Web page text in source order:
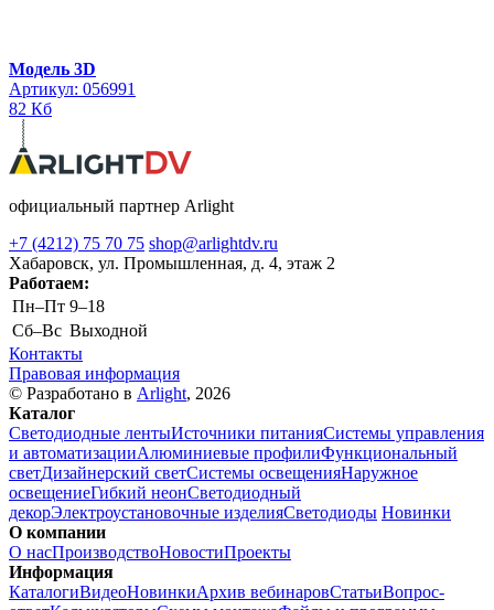
Модель 3D
Артикул: 056991
82 Кб
официальный партнер Arlight
+7 (4212) 75 70 75 shop@arlightdv.ru
Хабаровск, ул. Промышленная, д. 4, этаж 2
Работаем:
Пн–Пт 9–18
Cб–Вс Выходной
Контакты
Правовая информация
© Разработано в Arlight, 2026
Каталог
Светодиодные лентыИсточники питанияСистемы управления
и автоматизацииАлюминиевые профилиФункциональный
светДизайнерский светСистемы освещенияНаружное
освещениеГибкий неонСветодиодный
декорЭлектроустановочные изделияСветодиоды Новинки
О компании
О насПроизводствоНовостиПроекты
Информация
КаталогиВидеоНовинкиАрхив вебинаровСтатьиВопрос-